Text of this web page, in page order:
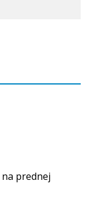
na prednej